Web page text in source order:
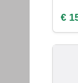
€